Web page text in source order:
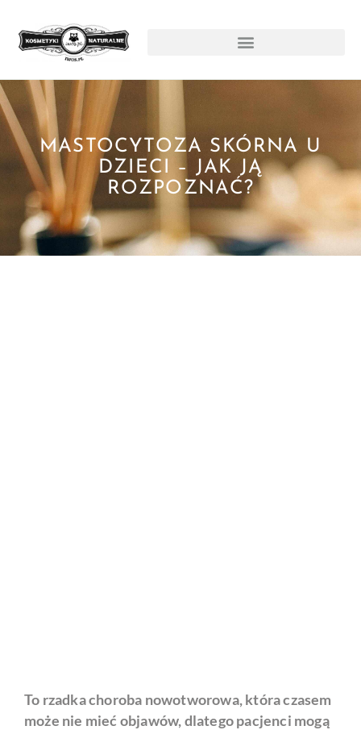
MASTOCYTOZA SKÓRNA U
DZIECI – JAK JĄ
ROZPOZNAĆ?
To rzadka choroba nowotworowa, która czasem
może nie mieć objawów, dlatego pacjenci mogą